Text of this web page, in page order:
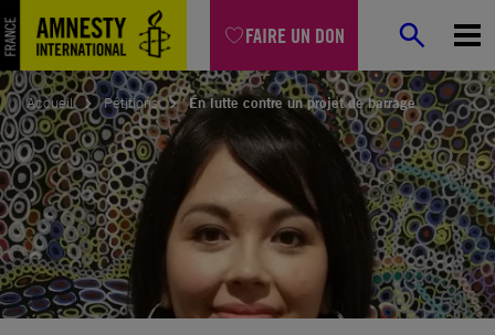
FAIRE UN DON
Aller
au
contenu
Accueil Pétitions En lutte contre un projet de barrage